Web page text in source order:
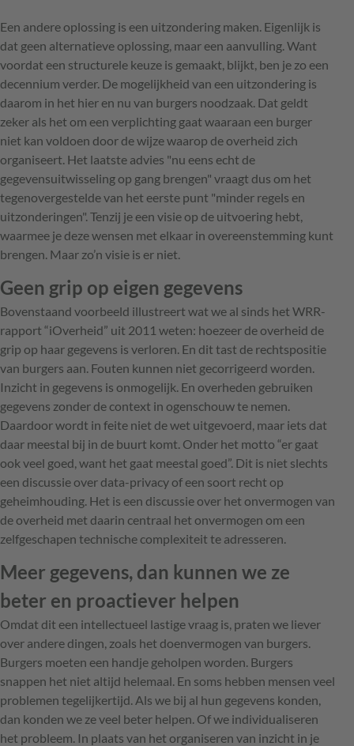
Een andere oplossing is een uitzondering maken. Eigenlijk is
dat geen alternatieve oplossing, maar een aanvulling. Want
voordat een structurele keuze is gemaakt, blijkt, ben je zo een
decennium verder. De mogelijkheid van een uitzondering is
daarom in het hier en nu van burgers noodzaak. Dat geldt
zeker als het om een verplichting gaat waaraan een burger
niet kan voldoen door de wijze waarop de overheid zich
organiseert. Het laatste advies "nu eens echt de
gegevensuitwisseling op gang brengen" vraagt dus om het
tegenovergestelde van het eerste punt "minder regels en
uitzonderingen". Tenzij je een visie op de uitvoering hebt,
waarmee je deze wensen met elkaar in overeenstemming kunt
brengen. Maar zo’n visie is er niet.
Geen grip op eigen gegevens
Bovenstaand voorbeeld illustreert wat we al sinds het WRR-
rapport “iOverheid” uit 2011 weten: hoezeer de overheid de
grip op haar gegevens is verloren. En dit tast de rechtspositie
van burgers aan. Fouten kunnen niet gecorrigeerd worden.
Inzicht in gegevens is onmogelijk. En overheden gebruiken
gegevens zonder de context in ogenschouw te nemen.
Daardoor wordt in feite niet de wet uitgevoerd, maar iets dat
daar meestal bij in de buurt komt. Onder het motto “er gaat
ook veel goed, want het gaat meestal goed”. Dit is niet slechts
een discussie over data-privacy of­ een soort recht op
geheimhouding. Het is een discussie over het onvermogen van
de overheid met daarin centraal het onvermogen om een
zelfgeschapen technische complexiteit te adresseren.
Meer gegevens, dan kunnen we ze
beter en proactiever helpen
Omdat dit een intellectueel lastige vraag is, praten we liever
over andere dingen, zoals het doenvermogen van burgers.
Burgers moeten een handje geholpen worden. Burgers
snappen het niet altijd helemaal. En soms hebben mensen veel
problemen tegelijkertijd. Als we bij al hun gegevens konden,
dan konden we ze veel beter helpen. Of we individualiseren
het probleem. In plaats van het organiseren van inzicht in je